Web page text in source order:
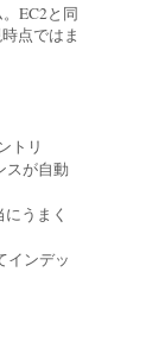
EC2と同
点ではま
トリ
スが自動
うまく
インデッ